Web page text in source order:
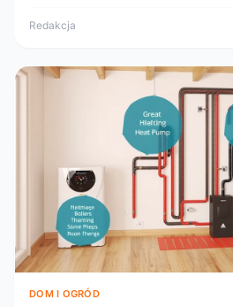
Redakcja
DOM I OGRÓD